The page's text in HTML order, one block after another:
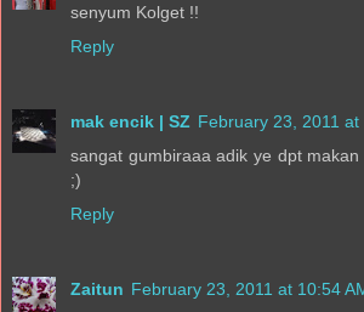
senyum Kolget !!
Reply
mak encik | SZ February 23, 2011 at
sangat gumbiraaa adik ye dpt
;)
Reply
Zaitun February 23, 2011 at 10:54